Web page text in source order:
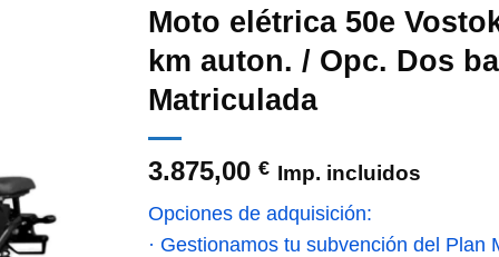
Moto elétrica 50e
km auton. / Opc. Dos
Matriculada
3.875,00€ Imp. incluidos
Opciones de adquisición:
· Gestionamos tu subvención del Plan